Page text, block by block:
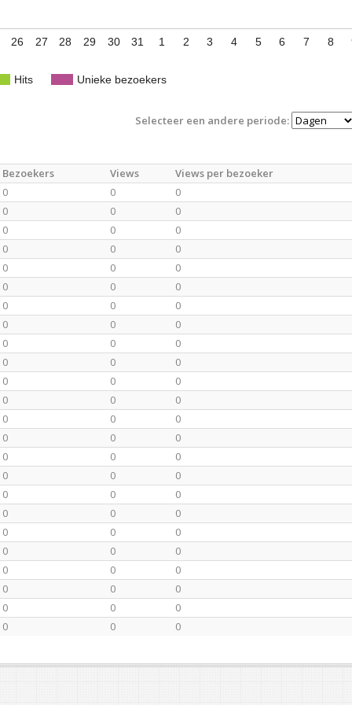
Hits Unieke bezoekers
26 27 28 29 30 31 1 2 3 4 5 6 7 8
Selecteer een andere periode:
Bezoekers Views
Views per bezoeker
0 0
0
0 0
0
0 0
0
0 0
0
0 0
0
0 0
0
0 0
0
0 0
0
0 0
0
0 0
0
0 0
0
0 0
0
0 0
0
0 0
0
0 0
0
0 0
0
0 0
0
0 0
0
0 0
0
0 0
0
0 0
0
0 0
0
0 0
0
0 0 0